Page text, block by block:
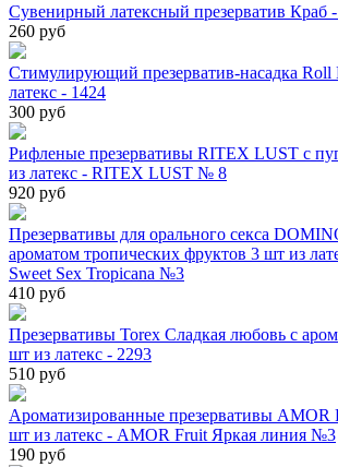
Сувенирный латексный презерватив Краб
260 руб
Стимулирующий презерватив-насадка Roll
латекс - 1424
300 руб
Рифленые презервативы RITEX LUST с
из латекс - RITEX LUST № 8
920 руб
Презервативы для орального секса
ароматом тропических фруктов 3 шт из
Sweet Sex Tropicana №3
410 руб
Презервативы Torex Сладкая любовь с
шт из латекс - 2293
510 руб
Ароматизированные презервативы AMOR
шт из латекс - AMOR Fruit Яркая линия №3
190 руб